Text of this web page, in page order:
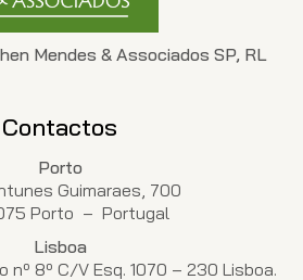
Mendes & Associados SP, RL
Contactos
Porto
Guimaraes, 700
Porto – Portugal
Lisboa
nº 8º C/V Esq. 1070 – 230 Lisboa.